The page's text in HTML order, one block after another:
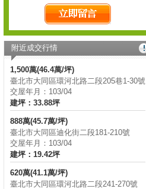
附近成交行情
1,500萬(46.4萬/坪)
臺北市大同區環河北路二段205巷1-30號
交屋年月：103/04
建坪：33.88坪
888萬(45.7萬/坪)
臺北市大同區迪化街二段181-210號
交屋年月：103/04
建坪：19.42坪
620萬(41.1萬/坪)
臺北市大同區環河北路二段241-270號